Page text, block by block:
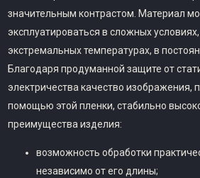
значительным контрастом. Материал
эксплуатироваться в сложных
экстремальных температурах, в
Благодаря продуманной защите от
электричества качество изображения,
помощью этой пленки, стабильно
преимущества изделия:
возможность обработки
независимо от его длины;